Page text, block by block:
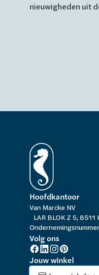
nieuwigheden uit
Hoofdkantoor
Van Marcke NV
LAR BLOK Z 5, 8511
Volg ons
Jouw winkel